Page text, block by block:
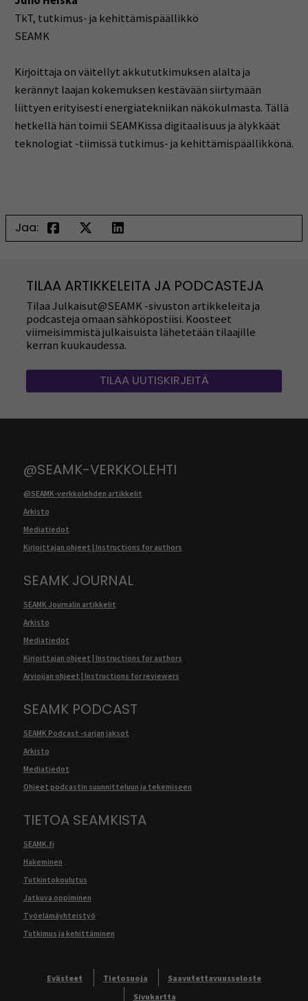
TkT, tutkimus- ja kehittämispäällikkö
SEAMK
Kirjoittaja on väitellyt akkututkimuksen alalta ja
kerännyt laajan kokemuksen kestävään siirtymään
liittyen erityisesti energiatekniikan näkökulmasta. Tällä
hetkellä hän toimii SEAMKissa digitaalisuus ja älykkäät
teknologiat -tiimissä tutkimus- ja kehittämispäällikkönä.
Jaa:
TILAA ARTIKKELEITA JA PODCASTEJA
Tilaa Julkaisut@SEAMK -sivuston artikkeleita ja
podcasteja omaan sähköpostiisi. Koosteet
viimeisimmistä julkaisuista lähetetään tilaajille
kerran kuukaudessa.
TILAA UUTISKIRJEITÄ
@SEAMK-VERKKOLEHTI
@SEAMK-verkkolehden artikkelit
Arkisto
Mediatiedot
Kirjoittajan ohjeet | Instructions for authors
SEAMK JOURNAL
SEAMK Journalin artikkelit
Arkisto
Mediatiedot
Kirjoittajan ohjeet | Instructions for authors
Arvioijan ohjeet | Instructions for reviewers
SEAMK PODCAST
SEAMK Podcast -sarjan jaksot
Arkisto
Mediatiedot
Ohjeet podcastin suunnitteluun ja tekemiseen
TIETOA SEAMKISTA
SEAMK.fi
Hakeminen
Tutkintokoulutus
Jatkuva oppiminen
Työelämäyhteistyö
Tutkimus ja kehittäminen
Evästeet Tietosuoja
Saavutettavuusseloste
Sivukartta